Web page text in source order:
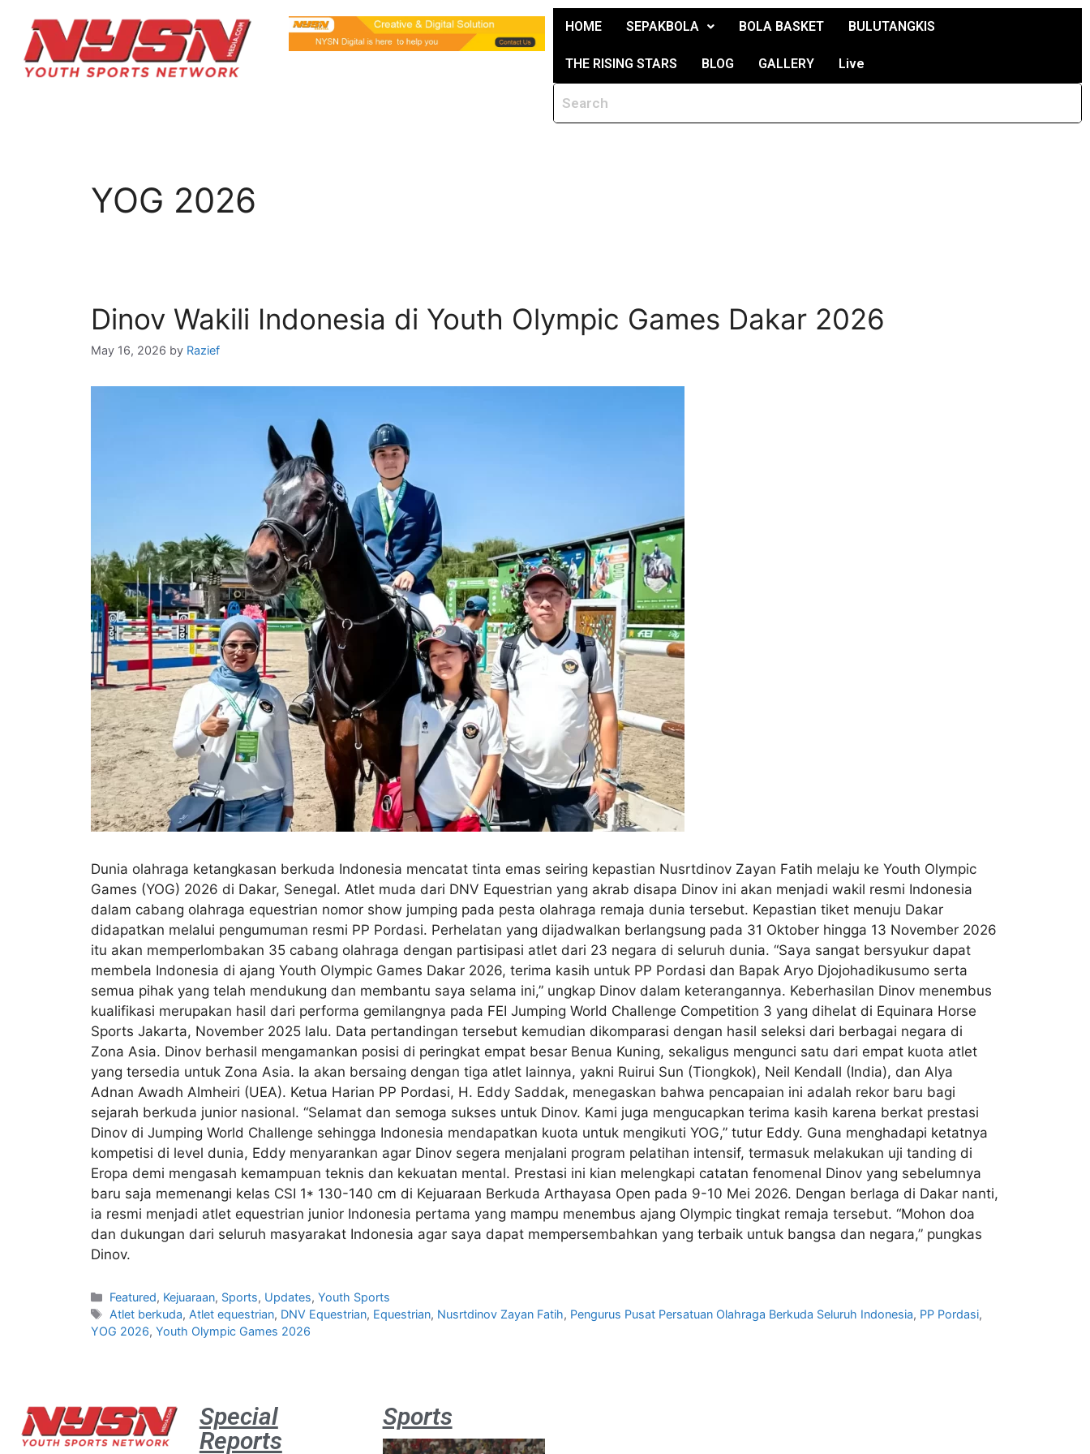
HOME SEPAKBOLA BOLA BASKET BULUTANGKIS
THE RISING STARS BLOG GALLERY Live
YOG 2026
Dinov Wakili Indonesia di Youth Olympic Games Dakar 2026
May 16, 2026 by Razief
Dunia olahraga ketangkasan berkuda Indonesia mencatat tinta emas seiring kepastian Nusrtdinov Zayan Fatih melaju ke Youth Olympic
Games (YOG) 2026 di Dakar, Senegal. Atlet muda dari DNV Equestrian yang akrab disapa Dinov ini akan menjadi wakil resmi Indonesia
dalam cabang olahraga equestrian nomor show jumping pada pesta olahraga remaja dunia tersebut. Kepastian tiket menuju Dakar
didapatkan melalui pengumuman resmi PP Pordasi. Perhelatan yang dijadwalkan berlangsung pada 31 Oktober hingga 13 November 2026
itu akan memperlombakan 35 cabang olahraga dengan partisipasi atlet dari 23 negara di seluruh dunia. “Saya sangat bersyukur dapat
membela Indonesia di ajang Youth Olympic Games Dakar 2026, terima kasih untuk PP Pordasi dan Bapak Aryo Djojohadikusumo serta
semua pihak yang telah mendukung dan membantu saya selama ini,” ungkap Dinov dalam keterangannya. Keberhasilan Dinov menembus
kualifikasi merupakan hasil dari performa gemilangnya pada FEI Jumping World Challenge Competition 3 yang dihelat di Equinara Horse
Sports Jakarta, November 2025 lalu. Data pertandingan tersebut kemudian dikomparasi dengan hasil seleksi dari berbagai negara di
Zona Asia. Dinov berhasil mengamankan posisi di peringkat empat besar Benua Kuning, sekaligus mengunci satu dari empat kuota atlet
yang tersedia untuk Zona Asia. Ia akan bersaing dengan tiga atlet lainnya, yakni Ruirui Sun (Tiongkok), Neil Kendall (India), dan Alya
Adnan Awadh Almheiri (UEA). Ketua Harian PP Pordasi, H. Eddy Saddak, menegaskan bahwa pencapaian ini adalah rekor baru bagi
sejarah berkuda junior nasional. “Selamat dan semoga sukses untuk Dinov. Kami juga mengucapkan terima kasih karena berkat prestasi
Dinov di Jumping World Challenge sehingga Indonesia mendapatkan kuota untuk mengikuti YOG,” tutur Eddy. Guna menghadapi ketatnya
kompetisi di level dunia, Eddy menyarankan agar Dinov segera menjalani program pelatihan intensif, termasuk melakukan uji tanding di
Eropa demi mengasah kemampuan teknis dan kekuatan mental. Prestasi ini kian melengkapi catatan fenomenal Dinov yang sebelumnya
baru saja memenangi kelas CSI 1* 130-140 cm di Kejuaraan Berkuda Arthayasa Open pada 9-10 Mei 2026. Dengan berlaga di Dakar nanti,
ia resmi menjadi atlet equestrian junior Indonesia pertama yang mampu menembus ajang Olympic tingkat remaja tersebut. “Mohon doa
dan dukungan dari seluruh masyarakat Indonesia agar saya dapat mempersembahkan yang terbaik untuk bangsa dan negara,” pungkas
Dinov.
Featured, Kejuaraan, Sports, Updates,Youth Sports
Atlet berkuda, Atlet equestrian, DNV Equestrian, Equestrian, Nusrtdinov Zayan Fatih, Pengurus Pusat Persatuan Olahraga Berkuda Seluruh Indonesia, PP Pordasi,
YOG 2026, Youth Olympic Games 2026
Special
Reports
Sports